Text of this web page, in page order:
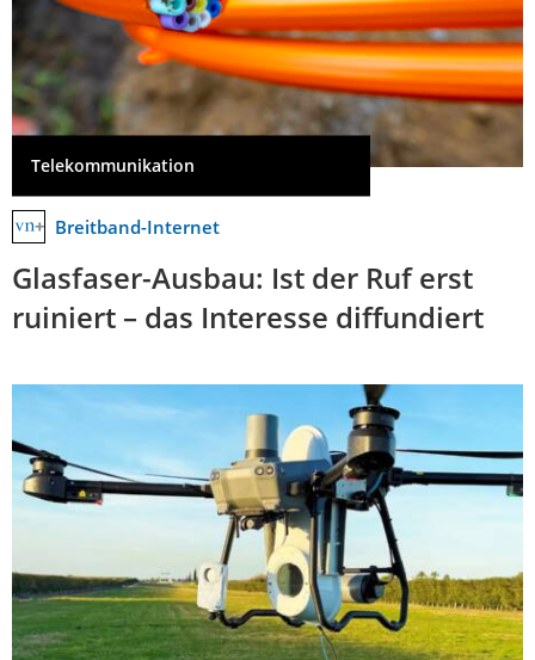
Telekommunikation
Breitband-Internet
Glasfaser-Ausbau: Ist der Ruf erst
ruiniert – das Interesse diffundiert